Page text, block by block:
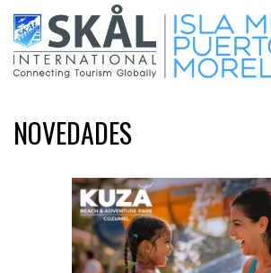
NOVEDADES